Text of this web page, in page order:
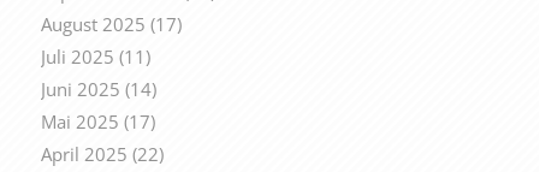
August 2025 (17)
Juli 2025 (11)
Juni 2025 (14)
Mai 2025 (17)
April 2025 (22)